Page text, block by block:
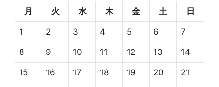
月
火 水 木 金 土 日
1 2 3 4 5 6 7
8 9 10 11 12 13 14
15 16 17 18 19 20 21